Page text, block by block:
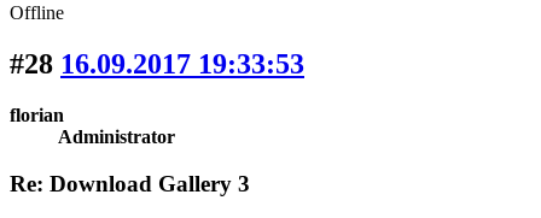
Offline
#28 16.09.2017 19:33:53
florian
Administrator
Re: Download Gallery 3